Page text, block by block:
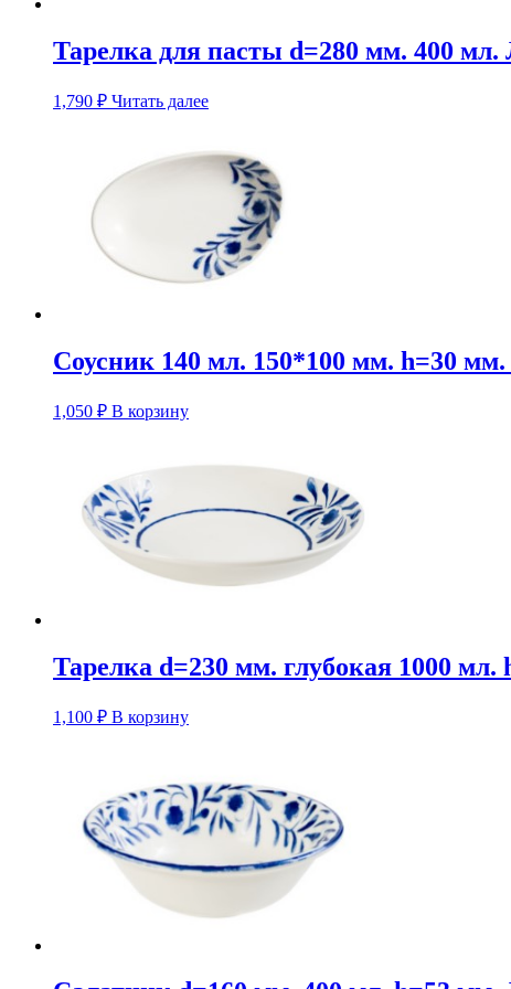
Тарелка для пасты d=280 мм. 400 мл.
1,790 ₽ Читать далее
Соусник 140 мл. 150*100 мм. h=30
1,050 ₽ В корзину
Тарелка d=230 мм. глубокая 1000
1,100 ₽ В корзину